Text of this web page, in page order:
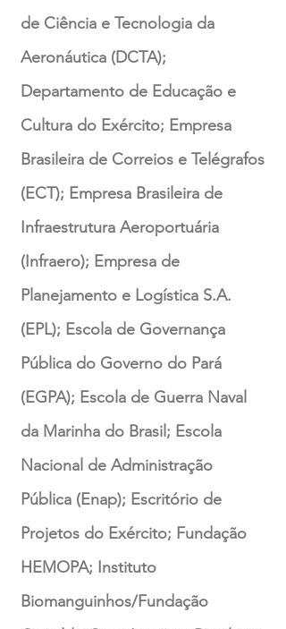
de Ciência e Tecnologia da
Aeronáutica (DCTA);
Departamento de Educação e
Cultura do Exército; Empresa
Brasileira de Correios e Telégrafos
(ECT); Empresa Brasileira de
Infraestrutura Aeroportuária
(Infraero); Empresa de
Planejamento e Logística S.A.
(EPL); Escola de Governança
Pública do Governo do Pará
(EGPA); Escola de Guerra Naval
da Marinha do Brasil; Escola
Nacional de Administração
Pública (Enap); Escritório de
Projetos do Exército; Fundação
HEMOPA; Instituto
Biomanguinhos/Fundação